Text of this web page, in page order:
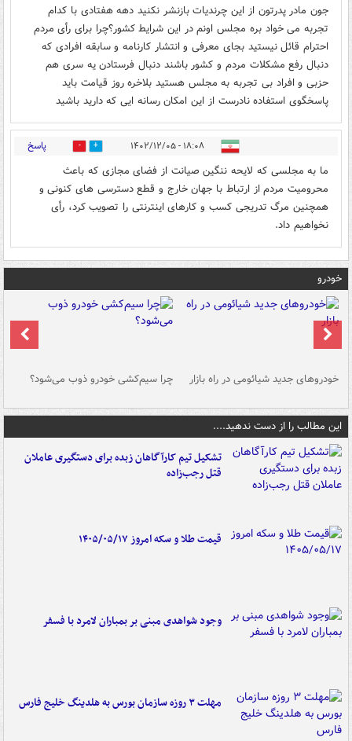
جون مادر پدرتون از این چرندیات بازنشر نکنید دهه هفتادی با کدام
تجربه می خواد بره مجلس اونم در این شرایط کشور؟چرا برای رأی مردم
احترام قائل نیستید بجای معرفی و انتشار کارنامه و سابقه افرادی که
دنبال رفع مشکلات مردم و کشور باشند دنبال فرستادن یه سری هم
حزبی و افراد بی تجربه به مجلس هستید بلاخره روز قیامت باید
پاسخگوی استفاده نادرست از این امکان رسانه ایی که دارید باشید
۱۸:۰۸ - ۱۴۰۲/۱۲/۰۵ 0 پاسخ
ما به مجلسی که لایحه ننگین صیانت از فضای مجازی که باعث
محرومیت مردم از ارتباط با جهان خارج و قطع دسترسی های کنونی و
همچنین مرگ تدریجی کسب و کارهای اینترنتی را تصویب کرد، رأی
نخواهیم داد.
خودرو
خودروهای جدید شیائومی در راه بازار چرا سیم‌کشی خودرو ذوب می‌شود؟
این مطالب را از دست ندهید....
تشکیل تیم کارآگاهان زبده برای دستگیری عاملان
قتل رجب‌زاده
قیمت طلا و سکه امروز ۱۴۰۵/۰۵/۱۷
وجود شواهدی مبنی بر بمباران لامرد با فسفر
مهلت ۳ روزه سازمان بورس به هلدینگ خلیج فارس